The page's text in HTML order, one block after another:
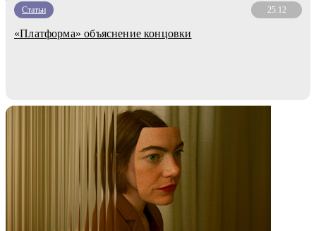
Статьи 25.12
«Платформа» объяснение концовки